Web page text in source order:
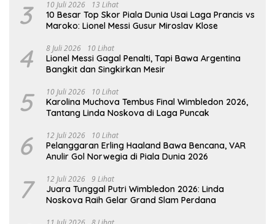
3 10 Juli 2026 13 Lihat
10 Besar Top Skor Piala Dunia Usai Laga Prancis vs
Maroko: Lionel Messi Gusur Miroslav Klose
4 8 Juli 2026 10 Lihat
Lionel Messi Gagal Penalti, Tapi Bawa Argentina
Bangkit dan Singkirkan Mesir
5 10 Juli 2026 10 Lihat
Karolina Muchova Tembus Final Wimbledon 2026,
Tantang Linda Noskova di Laga Puncak
6 12 Juli 2026 10 Lihat
Pelanggaran Erling Haaland Bawa Bencana, VAR
Anulir Gol Norwegia di Piala Dunia 2026
7 12 Juli 2026 9 Lihat
Juara Tunggal Putri Wimbledon 2026: Linda
Noskova Raih Gelar Grand Slam Perdana